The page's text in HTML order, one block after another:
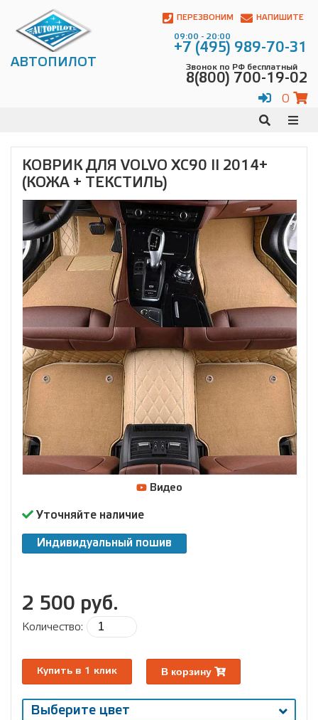
АВТОПИЛОТ
ПЕРЕЗВОНИМ НАПИШИТЕ
09:00 - 20:00
+7 (495) 989-70-31
Звонок по РФ бесплатный
8(800) 700-19-02
0
КОВРИК ДЛЯ VOLVO XC90 II 2014+
(КОЖА + ТЕКСТИЛЬ)
Уточняйте наличие
Индивидуальный пошив
2 500 руб.
Количество:
Купить в 1 клик В корзину
Видео
Выберите цвет
Контакты:
Адрес:
Чагинская
700-
Телефон:+7
(495)
Электронная
почта:
info@avtopilot1.ru